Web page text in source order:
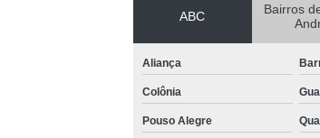
ABC
Bairros
Aliança
Colônia
Pouso Alegre